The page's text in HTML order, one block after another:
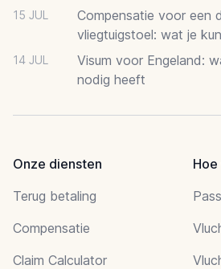
15 JUL
Compensatie voor een
vliegtuigstoel: wat je
14 JUL
Visum voor Engeland:
nodig heeft
Onze diensten
Terug betaling
Compensatie
Claim Calculator